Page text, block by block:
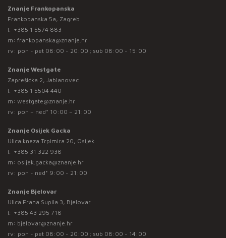
Znanje Frankopanska
Frankopanska 5a, Zagreb
t: +385 1 5574 883
m: frankopanska@znanje.hr
rv: pon - pet 08:00 - 20:00 ; sub 08:00 - 15:00
Znanje Westgate
Zaprešićka 2, Jablanovec
t: +385 1 5504 440
m: westgate@znanje.hr
rv: pon – ned* 10:00 – 21:00
Znanje Osijek Gacka
Ulica kneza Trpimira 20, Osijek
t: +385 31 322 938
m: osijek.gacka@znanje.hr
rv: pon - ned* 9:00 - 21:00
Znanje Bjelovar
Ulica Frana Supila 3, Bjelovar
t: +385 43 295 718
m: bjelovar@znanje.hr
rv: pon - pet 08:00 - 20:00 ; sub 08:00 - 14:00